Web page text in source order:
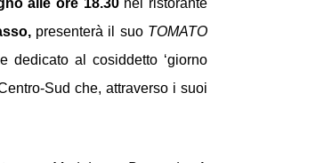
alle ore 18.30
presenterà il suo TOMATO
dedicato al cosiddetto ‘giorno
Sud che, attraverso i suoi